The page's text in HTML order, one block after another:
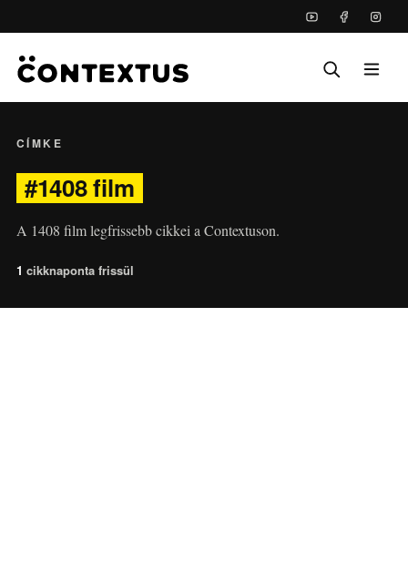
CÍMKE
#1408 film
A 1408 film legfrissebb cikkei a Contextuson.
1 cikknaponta frissül